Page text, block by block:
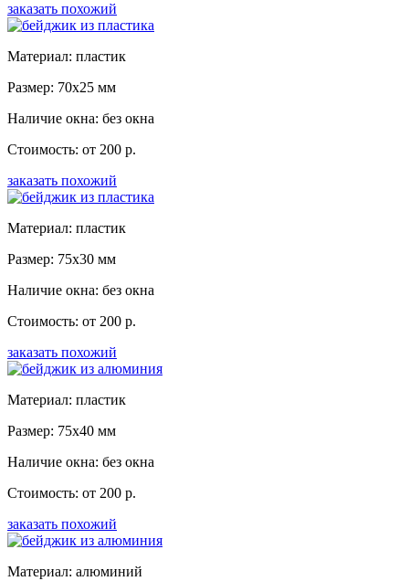
заказать похожий
Материал: пластик
Размер: 70x25 мм
Наличие окна: без окна
Стоимость: от 200 р.
заказать похожий
Материал: пластик
Размер: 75x30 мм
Наличие окна: без окна
Стоимость: от 200 р.
заказать похожий
Материал: пластик
Размер: 75x40 мм
Наличие окна: без окна
Стоимость: от 200 р.
заказать похожий
Материал: алюминий